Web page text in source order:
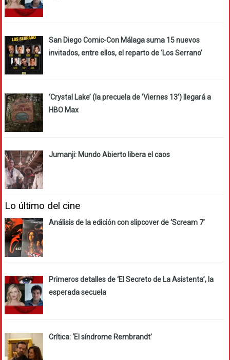
San Diego Comic-Con Málaga suma 15 nuevos
invitados, entre ellos, el reparto de ‘Los Serrano’
‘Crystal Lake’ (la precuela de ‘Viernes 13’) llegará a
HBO Max
Jumanji: Mundo Abierto libera el caos
Lo último del cine
Análisis de la edición con slipcover de ‘Scream 7’
Primeros detalles de ‘El Secreto de La Asistenta’, la
esperada secuela
Crítica: ‘El síndrome Rembrandt’